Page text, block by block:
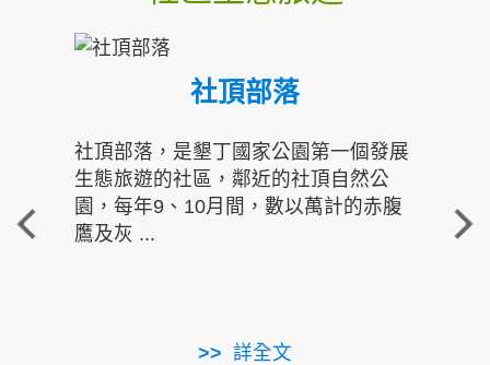
社頂部落
社頂部落，是墾丁國家公園第一個發展
生態旅遊的社區，鄰近的社頂自然公
園，每年9、10月間，數以萬計的赤腹
鷹及灰 ...
詳全文
重
走進